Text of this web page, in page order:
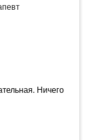
Ничего